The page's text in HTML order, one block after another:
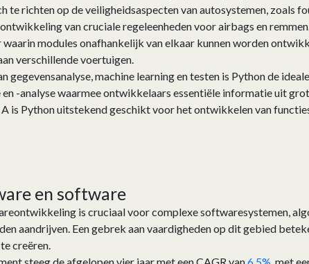
te richten op de veiligheidsaspecten van autosystemen, zoals
van cruciale regeleenheden voor airbags en
modules onafhankelijk van elkaar kunnen worden
verschillende voertuigen.
gegevensanalyse, machine learning en testen is Python de
-analyse waarmee ontwikkelaars essentiële informatie uit
is Python uitstekend geschikt voor het ontwikkelen van
en software
is cruciaal voor complexe softwaresystemen,
aandrijven. Een gebrek aan vaardigheden op dit gebied
creëren.